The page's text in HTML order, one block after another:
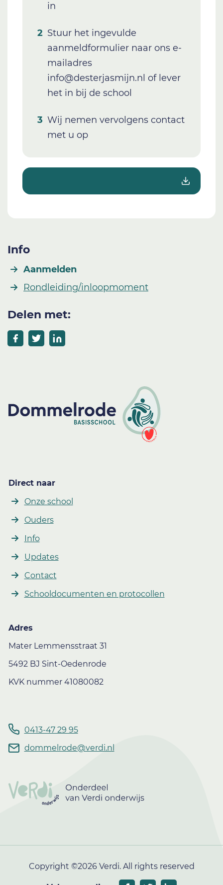
in
Stuur het ingevulde
aanmeldformulier naar ons e-
mailadres
info@desterjasmijn.nl of lever
het in bij de school
Wij nemen vervolgens contact
met u op
Info
Aanmelden
Rondleiding/inloopmoment
Delen met:
Direct naar
Onze school
Ouders
Info
Updates
Contact
Schooldocumenten en protocollen
Adres
Mater Lemmensstraat 31
5492 BJ Sint-Oedenrode
KVK nummer 41080082
0413-47 29 95
dommelrode@verdi.nl
Copyright ©2026 Verdi. All rights reserved